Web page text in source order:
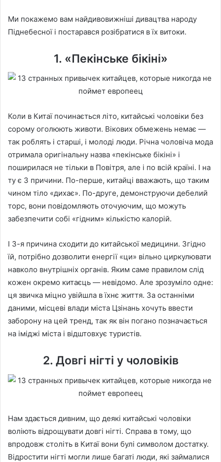
Ми покажемо вам найдивовижніші дивацтва народу
Піднебесної і постарався розібратися в їх витоки.
1. «Пекінське бікіні»
Коли в Китаї починається літо, китайські чоловіки без
сорому оголюють животи. Вікових обмежень немає —
так роблять і старші, і молоді люди. Річна чоловіча мода
отримала оригінальну назва «пекінське бікіні» і
поширилася не тільки в Повітря, але і по всій країні. І на
ту є 3 причини. По-перше, китайці вважають, що таким
чином тіло «дихає». По-друге, демонструючи дебелий
торс, вони повідомляють оточуючим, що можуть
забезпечити собі «гідним» кількістю калорій.
І 3-я причина сходити до китайської медицини. Згідно
їй, потрібно дозволити енергії «ци» вільно циркулювати
навколо внутрішніх органів. Яким саме правилом слід
кожен окремо китаєць — невідомо. Але зрозуміло одне:
ця звичка міцно увійшла в їхнє життя. За останніми
даними, місцеві влади міста Цзінань хочуть ввести
заборону на цей тренд, так як він погано позначається
на іміджі міста і відштовхує туристів.
2. Довгі нігті у чоловіків
Нам здається дивним, що деякі китайські чоловіки
воліють відрощувати довгі нігті. Справа в тому, що
впродовж століть в Китаї вони булі символом достатку.
Відростити нігті могли лише багаті люди, які займалися